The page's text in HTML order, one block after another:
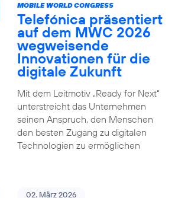
MOBILE WORLD CONGRESS
Telefónica präsentiert
auf dem MWC 2026
wegweisende
Innovationen für die
digitale Zukunft
Mit dem Leitmotiv „Ready for Next“
unterstreicht das Unternehmen
seinen Anspruch, den Menschen
den besten Zugang zu digitalen
Technologien zu ermöglichen
02. März 2026